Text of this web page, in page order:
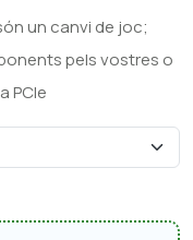
un canvi de joc;
pels vostres o
PCle